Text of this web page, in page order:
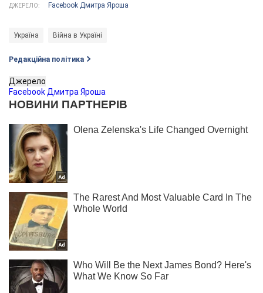
ДЖЕРЕЛО: Facebook Дмитра Яроша
Україна Війна в Україні
Редакційна політика
Джерело
Facebook Дмитра Яроша